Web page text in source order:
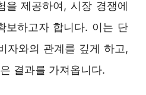
을 제공하여, 시장 경쟁에
보하고자 합니다. 이는 단
자와의 관계를 깊게 하고,
결과를 가져옵니다.